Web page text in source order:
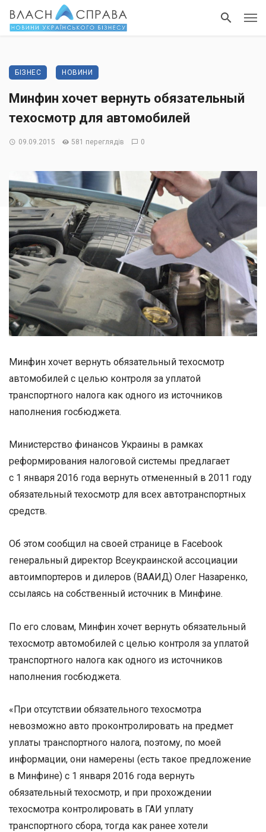
БІЗНЕС НОВИНИ
Минфин хочет вернуть обязательный
техосмотр для автомобилей
09.09.2015 581 переглядів 0
Минфин хочет вернуть обязательный техосмотр
автомобилей с целью контроля за уплатой
транспортного налога как одного из источников
наполнения госбюджета.
Министерство финансов Украины в рамках
реформирования налоговой системы предлагает
с 1 января 2016 года вернуть отмененный в 2011 году
обязательный техосмотр для всех автотранспортных
средств.
Об этом сообщил на своей странице в Facebook
генеральный директор Всеукраинской ассоциации
автоимпортеров и дилеров (ВААИД) Олег Назаренко,
ссылаясь на собственный источник в Минфине.
По его словам, Минфин хочет вернуть обязательный
техосмотр автомобилей с целью контроля за уплатой
транспортного налога как одного из источников
наполнения госбюджета.
«При отсутствии обязательного техосмотра
невозможно авто проконтролировать на предмет
уплаты транспортного налога, поэтому, по моей
информации, они намерены (есть такое предложение
в Минфине) с 1 января 2016 года вернуть
обязательный техосмотр, и при прохождении
техосмотра контролировать в ГАИ уплату
транспортного сбора, тогда как ранее хотели